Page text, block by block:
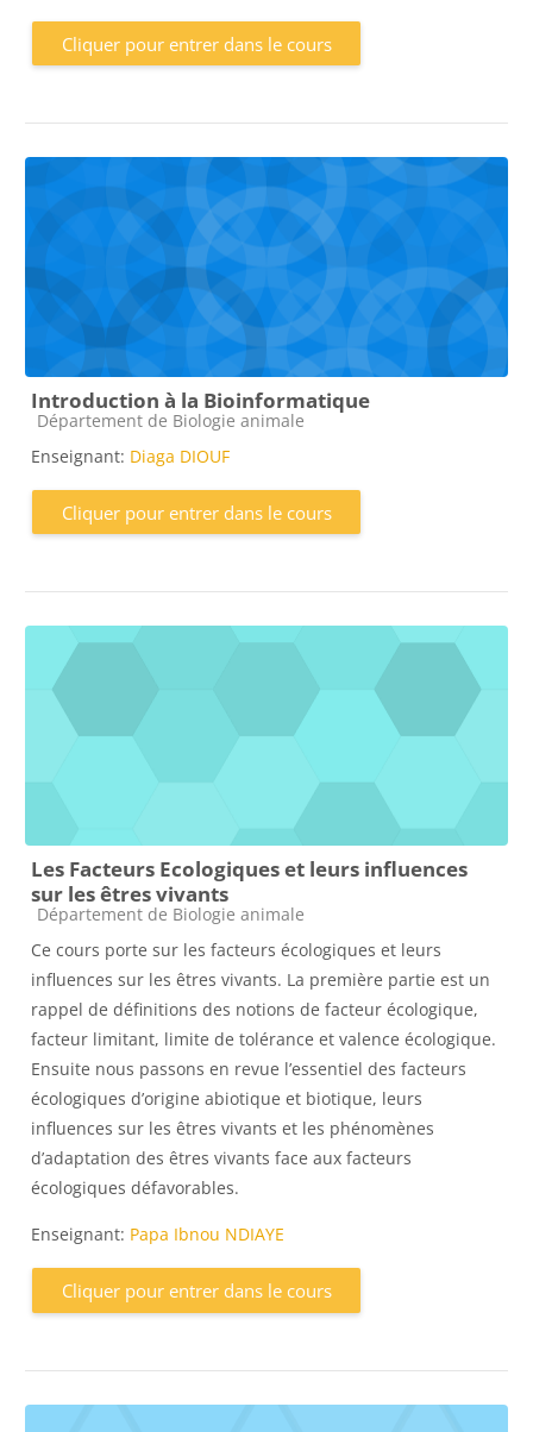
Cliquer pour entrer dans le cours
Introduction à la Bioinformatique
Catégorie de cours
Département de Biologie animale
Enseignant: Diaga DIOUF
Cliquer pour entrer dans le cours
Les Facteurs Ecologiques et leurs influences
sur les êtres vivants
Catégorie de cours
Département de Biologie animale
Ce cours porte sur les facteurs écologiques et leurs
influences sur les êtres vivants. La première partie est un
rappel de définitions des notions de facteur écologique,
facteur limitant, limite de tolérance et valence écologique.
Ensuite nous passons en revue l’essentiel des facteurs
écologiques d’origine abiotique et biotique, leurs
influences sur les êtres vivants et les phénomènes
d’adaptation des êtres vivants face aux facteurs
écologiques défavorables.
Enseignant: Papa Ibnou NDIAYE
Cliquer pour entrer dans le cours